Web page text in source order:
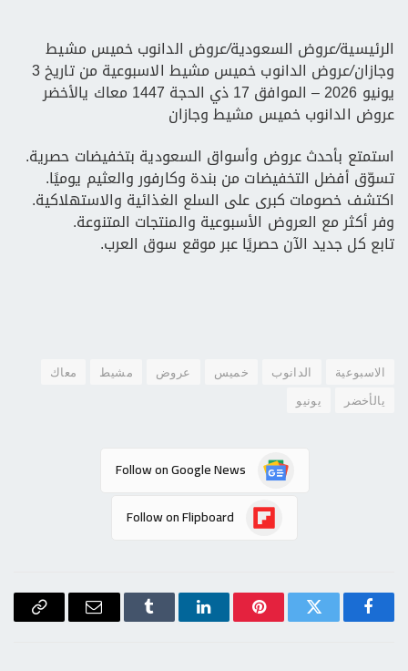
الرئيسية/عروض السعودية/عروض الدانوب خميس مشيط
وجازان/ عروض الدانوب خميس مشيط الاسبوعية من تاريخ 3
يونيو 2026 – الموافق 17 ذي الحجة 1447 معاك يالأخضر
عروض الدانوب خميس مشيط وجازان
استمتع بأحدث عروض وأسواق السعودية بتخفيضات حصرية.
تسوّق أفضل التخفيضات من بندة وكارفور والعثيم يوميًا.
اكتشف خصومات كبرى على السلع الغذائية والاستهلاكية.
وفر أكثر مع العروض الأسبوعية والمنتجات المتنوعة.
تابع كل جديد الآن حصريًا عبر موقع سوق العرب.
الاسبوعية الدانوب خميس عروض مشيط
معاك
يالأخضر
يونيو
Follow on Google News
Follow on Flipboard
فيسبوكتويتر بينتيريستلينكدإن Tumblr البريد
Copy